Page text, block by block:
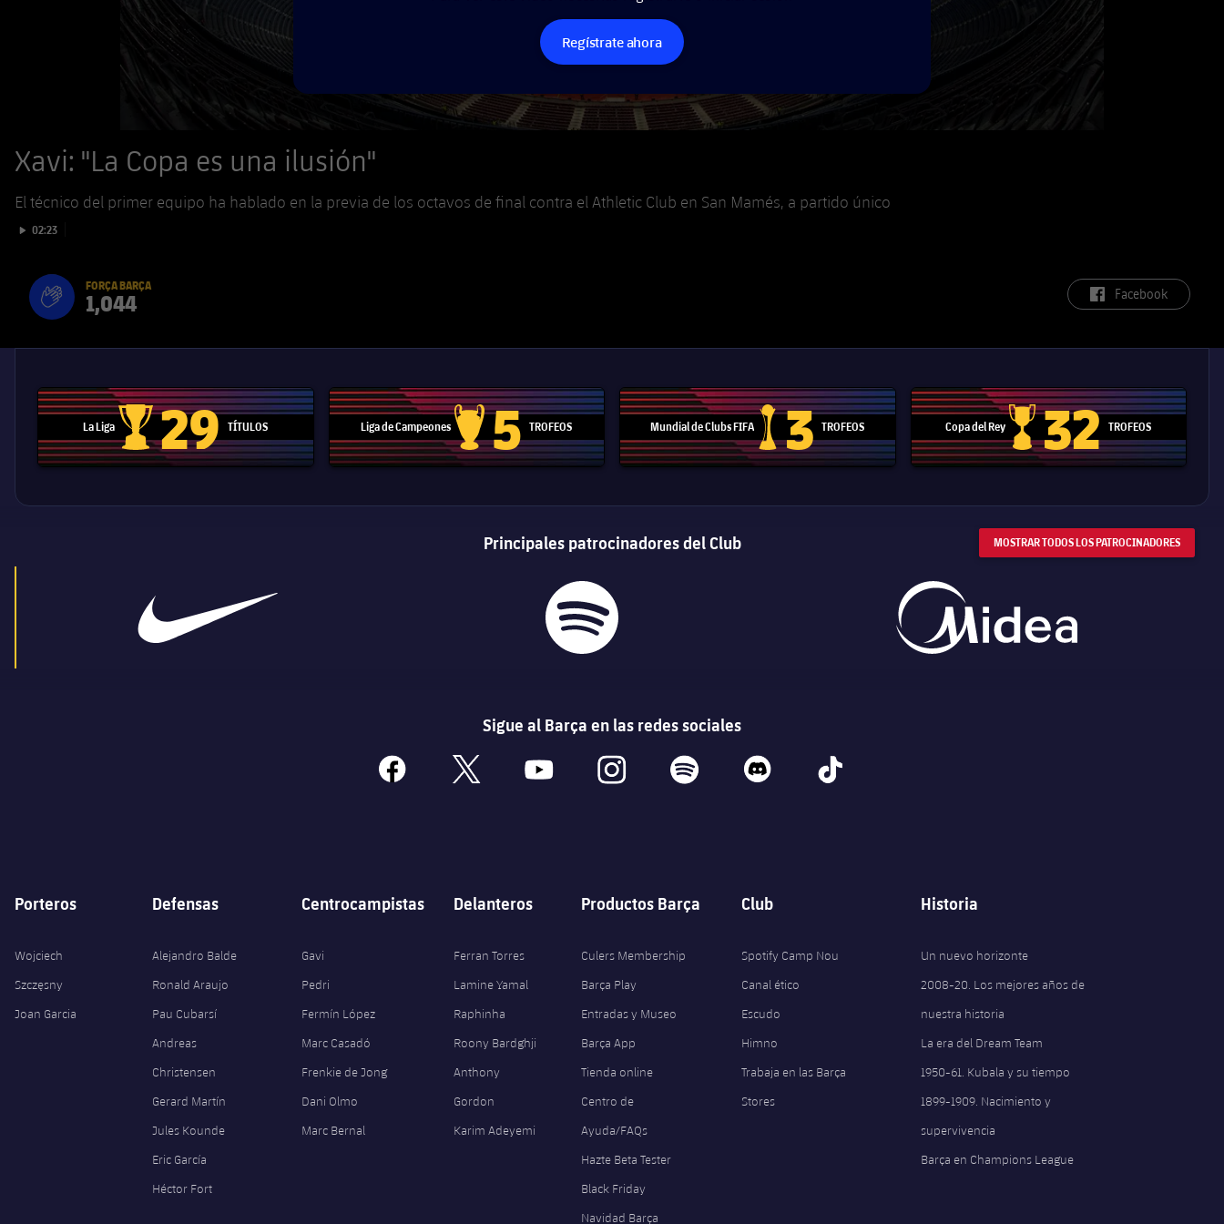
Regístrate ahora
Xavi: "La Copa es una ilusión"
El técnico del primer equipo ha hablado en la previa de los octavos de final contra el Athletic Club en San Mamés, a partido único
Iniciar vídeo
02:23
Força Barça
label.aria.forcabarca
FORÇA BARÇA
label.aria.fire
1,044 label.aria.facebook
Facebook
La Liga
Trofeo de La Liga
29 TÍTULOS Liga de Campeones
Trofeo de la Liga de Campeones
5 TROFEOS Mundial de Clubs FIFA
Trofeo del Mundial de Clubes
3 TROFEOS Copa del Rey
Copa del Rey
32 TROFEOS
Principales patrocinadores del Club MOSTRAR TODOS LOS PATROCINADORES
Sigue al Barça en las redes sociales
facebook x youtube instagram spotify discord tiktok
Porteros
Wojciech
Szczęsny
Joan Garcia
Defensas
Alejandro Balde
Ronald Araujo
Pau Cubarsí
Andreas
Christensen
Gerard Martín
Jules Kounde
Eric García
Héctor Fort
Centrocampistas
Gavi
Pedri
Fermín López
Marc Casadó
Frenkie de Jong
Dani Olmo
Marc Bernal
Delanteros
Ferran Torres
Lamine Yamal
Raphinha
Roony Bardghji
Anthony
Gordon
Karim Adeyemi
Productos Barça
Culers Membership
Barça Play
Entradas y Museo
Barça App
Tienda online
Centro de
Ayuda/FAQs
Hazte Beta Tester
Black Friday
Navidad Barça
Club
Spotify Camp Nou
Canal ético
Escudo
Himno
Trabaja en las Barça
Stores
Historia
Un nuevo horizonte
2008-20. Los mejores años de
nuestra historia
La era del Dream Team
1950-61. Kubala y su tiempo
1899-1909. Nacimiento y
supervivencia
Barça en Champions League